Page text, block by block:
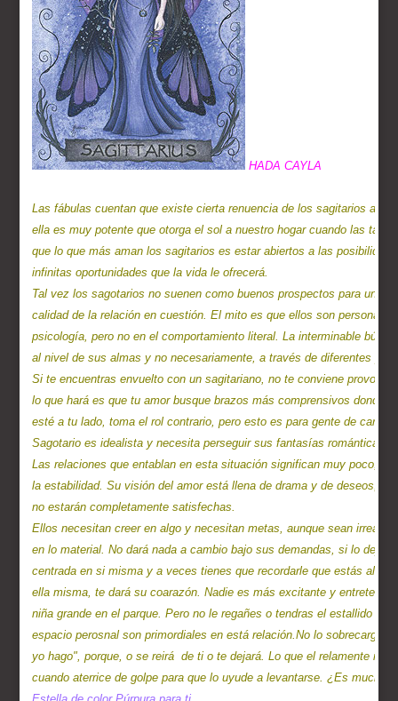
Las fábulas cuentan que existe cierta renuencia de los sagitarios a
ella es muy potente que otorga el sol a nuestro hogar cuando las
que lo que más aman los sagitarios es estar abiertos a las
infinitas oportunidades que la vida le ofrecerá.
Tal vez los sagotarios no suenen como buenos prospectos para una
calidad de la relación en cuestión. El mito es que ellos son personas
psicología, pero no en el comportamiento literal. La interminable
al nivel de sus almas y no necesariamente, a través de diferentes
Si te encuentras envuelto con un sagitariano, no te conviene
lo que hará es que tu amor busque brazos más comprensivos donde
esté a tu lado, toma el rol contrario, pero esto es para gente de
Sagotario es idealista y necesita perseguir sus fantasías románticas.
Las relaciones que entablan en esta situación significan muy poco, y
la estabilidad. Su visión del amor está llena de drama y de deseos,
no estarán completamente satisfechas.
Ellos necesitan creer en algo y necesitan metas, aunque sean
en lo material. No dará nada a cambio bajo sus demandas, si lo
centrada en si misma y a veces tienes que recordarle que estás allí,
ella misma, te dará su coarazón. Nadie es más excitante y
niña grande en el parque. Pero no le regañes o tendras el estallido
espacio perosnal son primordiales en está relación.No lo
yo hago", porque, o se reirá  de ti o te dejará. Lo que el relamente